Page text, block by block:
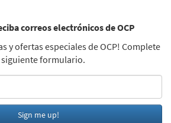
correos electrónicos de OCP
y ofertas especiales de OCP! Complete
formulario.